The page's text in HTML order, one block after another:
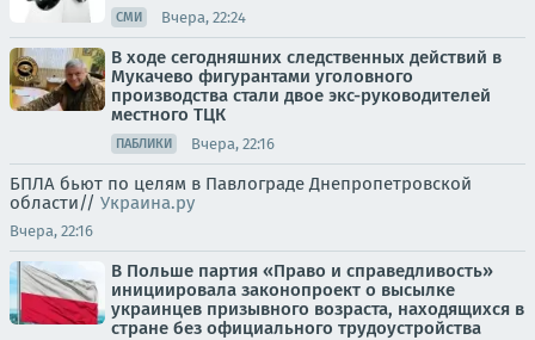
СМИ Вчера, 22:24
В ходе сегодняшних следственных действий в
Мукачево фигурантами уголовного
производства стали двое экс-руководителей
местного ТЦК
ПАБЛИКИ Вчера, 22:16
БПЛА бьют по целям в Павлограде Днепропетровской
области// Украина.ру
Вчера, 22:16
В Польше партия «Право и справедливость»
инициировала законопроект о высылке
украинцев призывного возраста, находящихся в
стране без официального трудоустройства